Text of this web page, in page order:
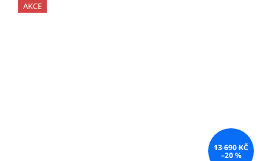
AKCE
13 690 KČ
–20 %